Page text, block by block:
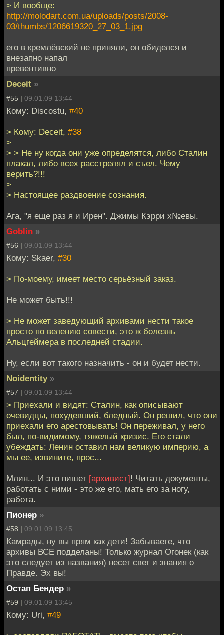
> И вообще:
http://molodart.com.ua/uploads/posts/2008-
03/thumbs/1206619320_27_03_1.jpg
его в кремлёвский не приняли, он обиделся и
внезапно напал
превентивно
Deceit »
#55 | 09.01.09 13:44
Кому: Discostu, #40
> Кому: Deceit, #38
>
> > Не ну когда они уже определятся, либо Сталин
плакал, либо всех расстрелял и съел. Чему
верить?!!!
>
> Настоящее раздвоение сознания.
Ага, "я еще раз я и Ирен". Джимы Кэрри х№евы.
Goblin »
#56 | 09.01.09 13:44
Кому: Skaer, #30
> По-моему, имеет место серьёзный заказ.
Не может быть!!!
> Не может заведующий архивами нести такое
просто по велению совести, это ж болезнь
Альцгеймера в последней стадии.
Ну, если вот такого назначить - он и будет нести.
Noidentity »
#57 | 09.01.09 13:44
> Приехали и видят: Сталин, как описывают
очевидцы, похудевший, бледный. Он решил, что они
приехали его арестовывать! Он переживал, у него
был, по-видимому, тяжелый кризис. Его стали
убеждать: Ленин оставил нам великую империю, а
мы ее, извините, прос...
Млин... И это пишет [архивист]! Читать документы,
работать с ними - это же его, мать его за ногу,
работа.
Пионер »
#58 | 09.01.09 13:45
Камрады, ну вы прям как дети! Забываете, что
архивы ВСЕ подделаны! Только журнал Огонек (как
это следует из названия) несет свет и знания о
Правде. Эх вы!
Остап Бендер »
#59 | 09.01.09 13:45
Кому: Uri, #49